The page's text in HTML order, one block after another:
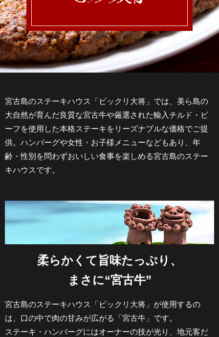
宮古島のステーキハウス「ビックリ大将」では、美ら島の
大自然が育んだ良質な宮古牛や厳選された輸入チルド・ビ
ーフを使用した本格ステーキをリーズナブルな価格でご提
供。ハンバーグや女性・お子様メニューなどもあり、年
齢・性別を問わずおいしい食事を楽しめる宮古島のステー
キハウスです。
柔らかくて旨味たっぷり、
まさに“宮古牛”
宮古島のステーキハウス「ビックリ大将」が使用するの
は、 口の中で肉の甘みが広がる「宮古牛」です。
ステーキ・ハンバーグにはオーナーの技が光り、 地元客だ